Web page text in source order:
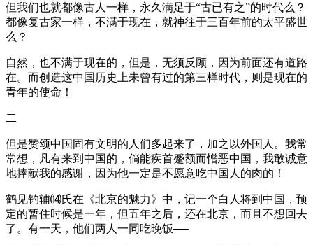
但我们也就都像古人一样，永久满足于“古已有之”的时代么？
都像复古家一样，不满于现在，就神往于三百年前的太平盛世
么？
自然，也不满于现在的，但是，无须反顾，因为前面还有道路
在。而创造这中国历史上未曾有过的第三样时代，则是现在的
青年的使命！
二
但是赞颂中国固有文明的人们多起来了，加之以外国人。我常
常想，凡有来到中国的，倘能疾首蹙额而憎恶中国，我敢诚意
地捧献我的感谢，因为他一定是不愿意吃中国人的肉的！
鹤见钓辅⒁氏在《北京的魅力》中，记一个白人将到中国，预
定的暂住时候是一年，但五年之后，还在北京，而且不想回去
了。有一天，他们两人一同吃晚饭──